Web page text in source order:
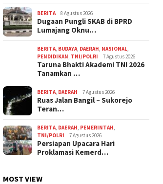
BERITA 8 Agustus 2026
Dugaan Pungli SKAB di BPRD
Lumajang Oknu…
BERITA, BUDAYA, DAERAH, NASIONAL,
PENDIDIKAN, TNI/POLRI 7 Agustus 2026
Taruna Bhakti Akademi TNI 2026
Tanamkan …
BERITA, DAERAH 7 Agustus 2026
Ruas Jalan Bangil – Sukorejo
Teran…
BERITA, DAERAH, PEMERINTAH,
TNI/POLRI
7 Agustus 2026
Persiapan Upacara Hari
Proklamasi Kemerd…
MOST VIEW